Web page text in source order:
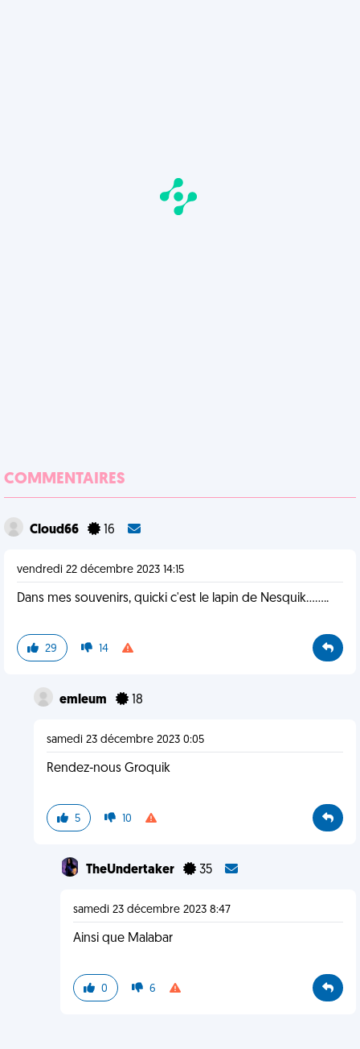
COMMENTAIRES
Cloud66 16
vendredi 22 décembre 2023 14:15
Dans mes souvenirs, quicki c'est le lapin de Nesquik........
29 14
emleum 18
samedi 23 décembre 2023 0:05
Rendez-nous Groquik
5 10
TheUndertaker 35
samedi 23 décembre 2023 8:47
Ainsi que Malabar
0 6